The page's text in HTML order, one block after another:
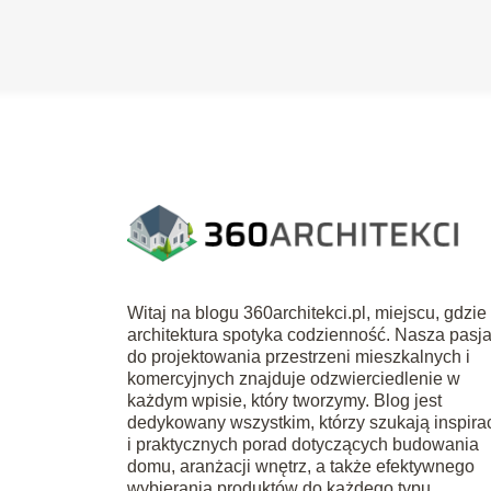
Witaj na blogu 360architekci.pl, miejscu, gdzie
architektura spotyka codzienność. Nasza
do projektowania przestrzeni mieszkalnych i
komercyjnych znajduje odzwierciedlenie w
każdym wpisie, który tworzymy. Blog jest
dedykowany wszystkim, którzy szukają
i praktycznych porad dotyczących budowania
domu, aranżacji wnętrz, a także efektywnego